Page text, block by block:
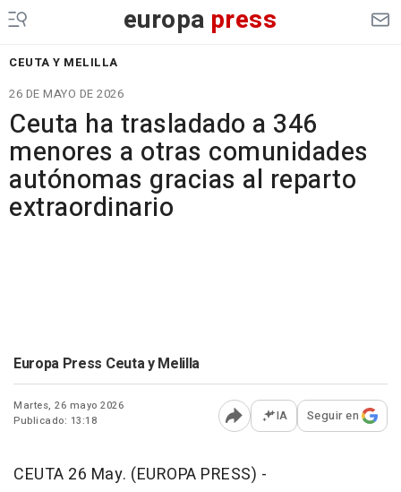
europa press
CEUTA Y MELILLA
26 DE MAYO DE 2026
Ceuta ha trasladado a 346
menores a otras comunidades
autónomas gracias al reparto
extraordinario
Europa Press Ceuta y Melilla
Martes, 26 mayo 2026
Publicado: 13:18
Abrir opciones para
IA Seguir en
CEUTA 26 May. (EUROPA PRESS) -